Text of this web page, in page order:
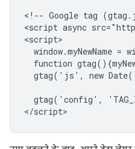
<!-- Google tag
<script async
<script>
window.myNewName =
function
gtag('js', new
gtag('config',